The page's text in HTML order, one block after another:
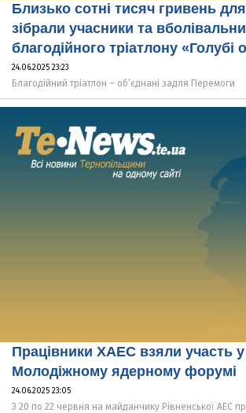
Близько сотні тисяч гривень
зібрали учасники та
благодійного тріатлону «Голубі
24.06.2025 23:23
Благодійний тріатлон – об’єднані задля Перемоги
Працівники ХАЕС взяли участь у
Молодіжному ядерному форумі
24.06.2025 23:05
З 20 по 22 червня на майданчику Рівненської АЕС